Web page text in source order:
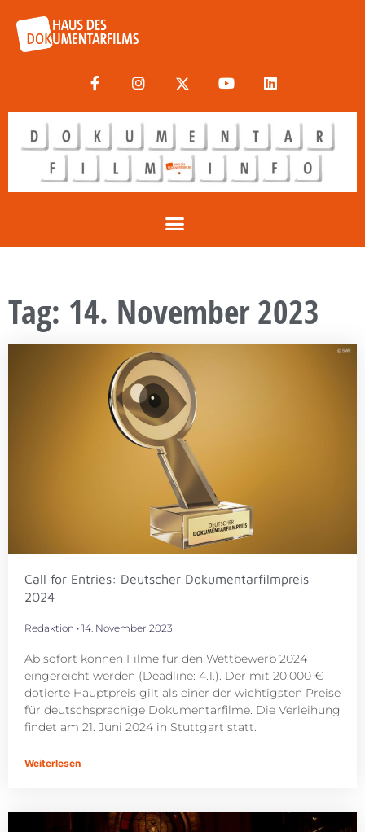
Tag: 14. November 2023
Call for Entries: Deutscher Dokumentarfilmpreis
2024
Redaktion 14. November 2023
Ab sofort können Filme für den Wettbewerb 2024
eingereicht werden (Deadline: 4.1.). Der mit 20.000 €
dotierte Hauptpreis gilt als einer der wichtigsten Preise
für deutschsprachige Dokumentarfilme. Die Verleihung
findet am 21. Juni 2024 in Stuttgart statt.
Weiterlesen